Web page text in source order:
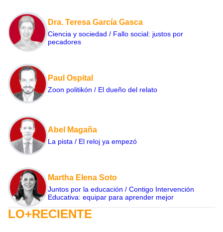
Dra. Teresa García Gasca
Ciencia y sociedad / Fallo social: justos por
pecadores
Paul Ospital
Zoon politikón / El dueño del relato
Abel Magaña
La pista / El reloj ya empezó
Martha Elena Soto
Juntos por la educación / Contigo Intervención
Educativa: equipar para aprender mejor
LO+RECIENTE